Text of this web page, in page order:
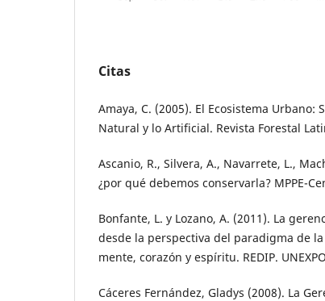
Citas
Amaya, C. (2005). El Ecosistema Urbano:
Natural y lo Artificial. Revista Forestal
Ascanio, R., Silvera, A., Navarrete, L.,
¿por qué debemos conservarla? MPPE-
Bonfante, L. y Lozano, A. (2011). La
desde la perspectiva del paradigma de
mente, corazón y espíritu. REDIP.
Cáceres Fernández, Gladys (2008). La